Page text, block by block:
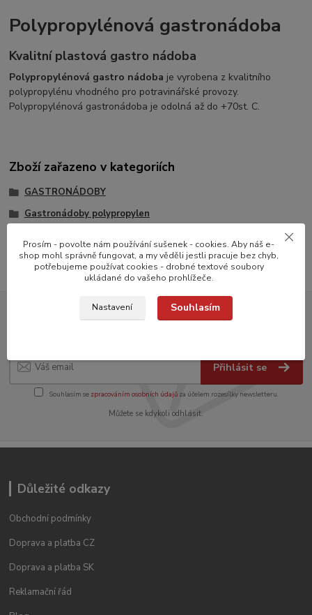
Polypropylénová gastronádoba
Kvalitní plastová gastro nádoba
Polypropylénová gastro nádoba je vyrobena z kvalitního
polypropylénu vhodného pro potravinářské provozy.
Polypropylénová gastronádoba je odolná až do +70st. C.
Zboží zařazeno v kategoriích
GASTRONÁDOBY
Gastronádoby polypropylen
Přihlašte se k odběru novinek
Přihlásit se
Souhlasím se zpracováním osobních údajůza účelem rozesílky newsletteru.
Můžete se kdykoli odhlásit.
Důležité odkazy
Obchodní podmínky
Doprava a platba CZ
Doprava a platba SK
Reklamační řád
Prosím - povolte nám používání sušenek - cookies. Aby náš e-
shop mohl správně fungovat, a my věděli jestli pracuje bez chyb,
potřebujeme používat cookies - drobné textové soubory
ukládané do vašeho prohlížeče.
Nastavení Souhlasím